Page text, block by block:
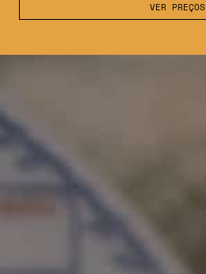
VER PREÇOS